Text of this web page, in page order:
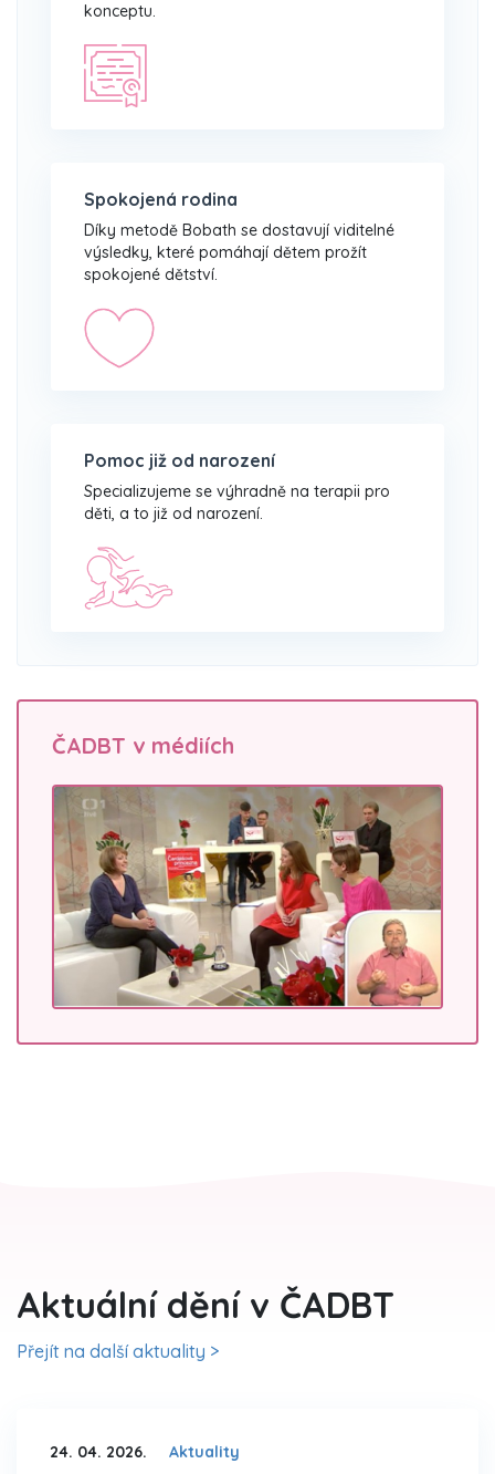
konceptu.
Spokojená rodina
Díky metodě Bobath se dostavují viditelné
výsledky, které pomáhají dětem prožít
spokojené dětství.
Pomoc již od narození
Specializujeme se výhradně na terapii pro
děti, a to již od narození.
ČADBT v médiích
Aktuální dění v ČADBT
Přejít na další aktuality >
24. 04. 2026. Aktuality